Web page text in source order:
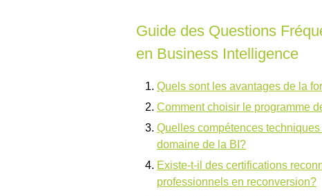
Guide des Questions
en Business Intelligence
Quels sont les avantages de la
Comment choisir le programme
Quelles compétences
domaine de la BI?
Existe-t-il des certifications
professionnels en reconversion?